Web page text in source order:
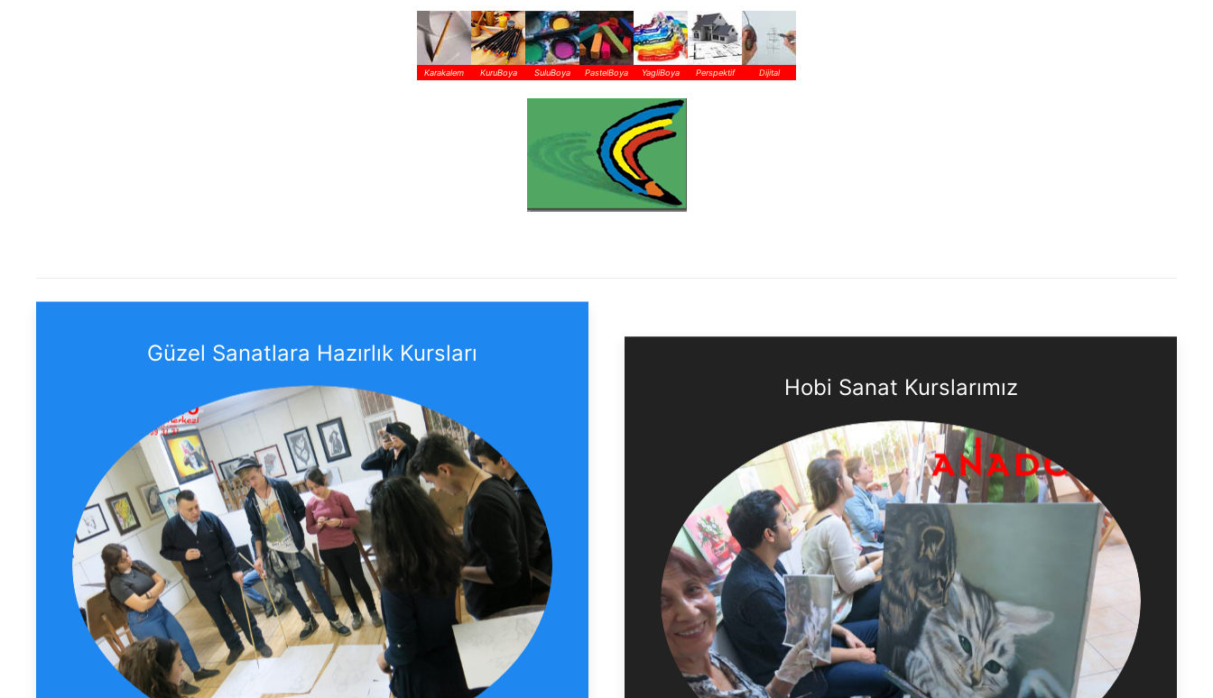
Karakalem KuruBoya SuluBoya PastelBoya YagliBoya Perspektif Dijital
Güzel Sanatlara Hazırlık Kursları
Hobi Sanat Kurslarımız